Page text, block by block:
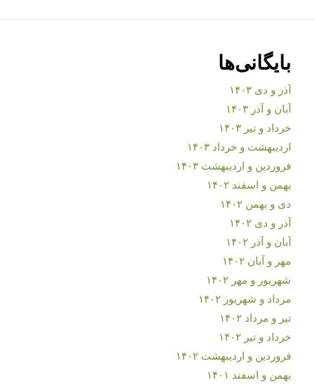
بایگانی‌ها
آذر و دی ۱۴۰۳
آبان و آذر ۱۴۰۳
خرداد و تیر ۱۴۰۳
اردیبهشت و خرداد ۱۴۰۳
فروردین و اردیبهشت ۱۴۰۳
بهمن و اسفند ۱۴۰۲
دی و بهمن ۱۴۰۲
آذر و دی ۱۴۰۲
آبان و آذر ۱۴۰۲
مهر و آبان ۱۴۰۲
شهریور و مهر ۱۴۰۲
مرداد و شهریور ۱۴۰۲
تیر و مرداد ۱۴۰۲
خرداد و تیر ۱۴۰۲
فروردین و اردیبهشت ۱۴۰۲
بهمن و اسفند ۱۴۰۱